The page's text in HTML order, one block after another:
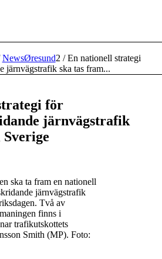
NewsØresund2 / En nationell strategi
järnvägstrafik ska tas fram...
för
järnvägstrafik
ska ta fram en nationell
järnvägstrafik
Två av
finns i
trafikutskottets
Smith (MP). Foto: